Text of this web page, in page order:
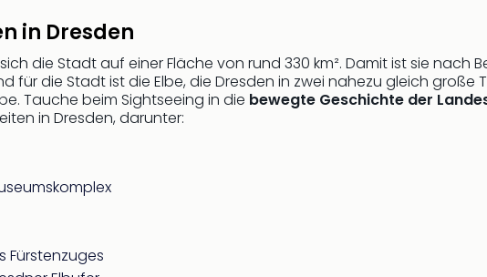
in Dresden
die Stadt auf einer Fläche von rund 330 km². Damit ist sie nach
für die Stadt ist die Elbe, die Dresden in zwei nahezu gleich große
Tauche beim Sightseeing in die bewegte Geschichte der
in Dresden, darunter:
Fürstenzuges